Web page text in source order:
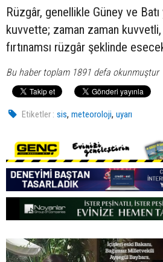
Rüzgâr, genellikle Güney ve
kuvvette; zaman zaman
fırtınamsı rüzgâr şeklinde
Bu haber toplam 1891 defa okunmuştur
Etiketler : sis,meteoroloji,uyarı